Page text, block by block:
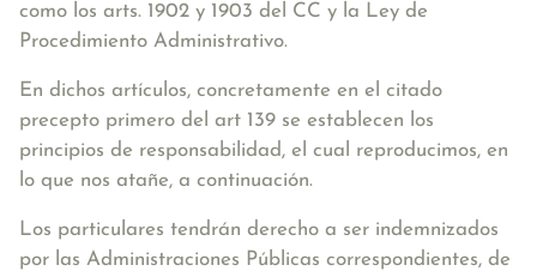
como los arts. 1902 y 1903 del CC y la Ley de
Procedimiento Administrativo.
En dichos artículos, concretamente en el citado
precepto primero del art 139 se establecen los
principios de responsabilidad, el cual reproducimos, en
lo que nos atañe, a continuación.
Los particulares tendrán derecho a ser indemnizados
por las Administraciones Públicas correspondientes, de